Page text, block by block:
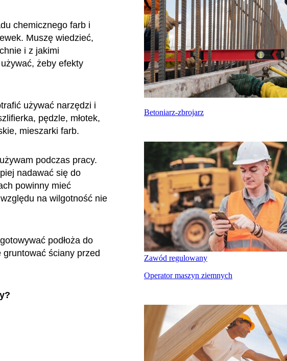
chemicznego farb i
Muszę wiedzieć,
i z jakimi
żeby efekty
używać narzędzi i
pędzle, młotek,
mieszarki farb.
podczas pracy.
nadawać się do
powinny mieć
na wilgotność nie
podłoża do
gruntować ściany przed
Betoniarz-zbrojarz
Zawód regulowany
Operator maszyn ziemnych